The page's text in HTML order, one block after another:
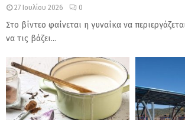
27 Ιουλίου 2026 0
Στο βίντεο φαίνεται η γυναίκα να
να τις βάζει...